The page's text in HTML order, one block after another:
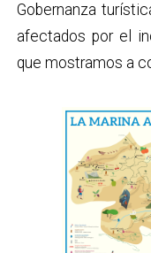
Gobernanza
afectados por el
que mostramos a